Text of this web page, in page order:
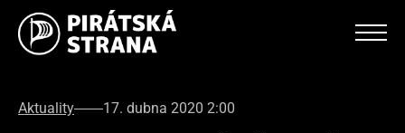
Aktuality 17. dubna 2020 2:00